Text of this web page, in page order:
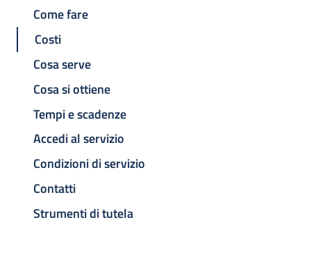
Come fare
Costi
Cosa serve
Cosa si ottiene
Tempi e scadenze
Accedi al servizio
Condizioni di servizio
Contatti
Strumenti di tutela